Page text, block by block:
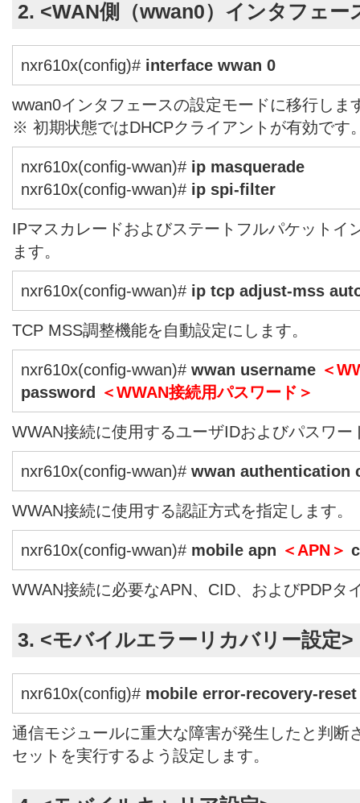
2. <WAN側（wwan0）インタフェー
nxr610x(config)# interface wwan 0
wwan0インタフェースの設定モードに移行しま
※ 初期状態ではDHCPクライアントが有効です
nxr610x(config-wwan)# ip masquerade
nxr610x(config-wwan)# ip spi-filter
IPマスカレードおよびステートフルパケットイ
ます。
nxr610x(config-wwan)# ip tcp adjust-mss
TCP MSS調整機能を自動設定にします。
nxr610x(config-wwan)# wwan username ＜
password ＜WWAN接続用パスワード＞
WWAN接続に使用するユーザIDおよびパスワー
nxr610x(config-wwan)# wwan authentication
WWAN接続に使用する認証方式を指定します。
nxr610x(config-wwan)# mobile apn ＜APN＞
WWAN接続に必要なAPN、CID、およびPDPタ
3. <モバイルエラーリカバリー設定>
nxr610x(config)# mobile error-recovery-reset
通信モジュールに重大な障害が発生したと判断
セットを実行するよう設定します。